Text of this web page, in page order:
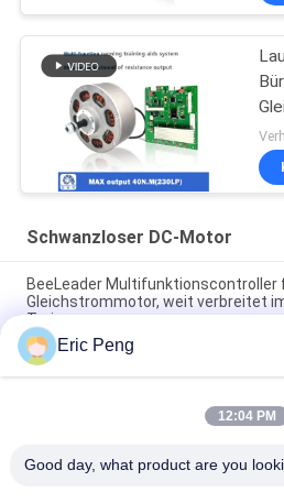
Schwanzloser DC-Motor
BeeLeader
Gleichstrommotor, weit verbreitet
Trainer
Widerstandsmodule für
Brustpressmaschine, Kabelkreuz
24VDC kundengerechter 3 Motor
Eric Peng
12:04 PM
Good day, what product are you